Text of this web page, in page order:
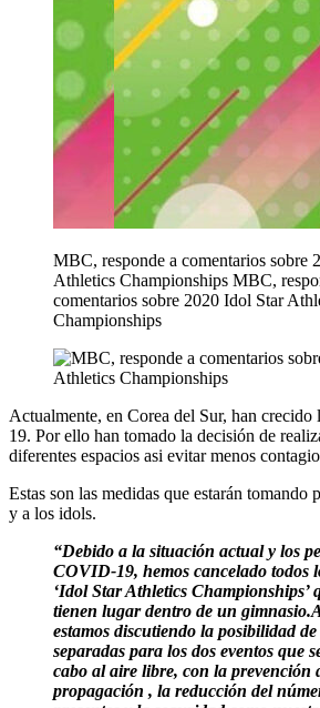
MBC, responde a comentarios sobre
Athletics Championships MBC,
comentarios sobre 2020 Idol Star
Championships
Actualmente, en Corea del Sur, han
19. Por ello han tomado la decisión de
diferentes espacios asi evitar menos
Estas son las medidas que estarán tomando
y a los idols.
“Debido a la situación actual y los
COVID-19, hemos cancelado todos
‘Idol Star Athletics Championships’
tienen lugar dentro de un
estamos discutiendo la posibilidad
separadas para los dos eventos que
cabo al aire libre, con la prevención
propagación , la reducción del